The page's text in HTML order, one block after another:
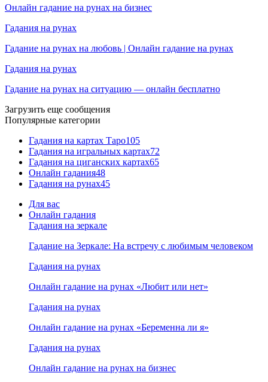
Онлайн гадание на рунах на бизнес
Гадания на рунах
Гадание на рунах на любовь | Онлайн гадание на рунах
Гадания на рунах
Гадание на рунах на ситуацию — онлайн бесплатно
Загрузить еще сообщения
Популярные категории
Гадания на картах Таро105
Гадания на игральных картах72
Гадания на циганских картах65
Онлайн гадания48
Гадания на рунах45
Для вас
Онлайн гадания
Гадания на зеркале
Гадание на Зеркале: На встречу с любимым человеком
Гадания на рунах
Онлайн гадание на рунах «Любит или нет»
Гадания на рунах
Онлайн гадание на рунах «Беременна ли я»
Гадания на рунах
Онлайн гадание на рунах на бизнес